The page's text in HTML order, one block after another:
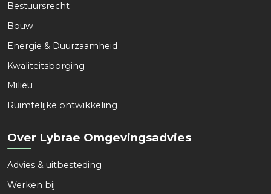
Bestuursrecht
Bouw
Energie & Duurzaamheid
Kwaliteitsborging
Milieu
Ruimtelijke ontwikkeling
Over Lybrae Omgevingsadvies
Advies & uitbesteding
Werken bij
ook op afstand
Naam*